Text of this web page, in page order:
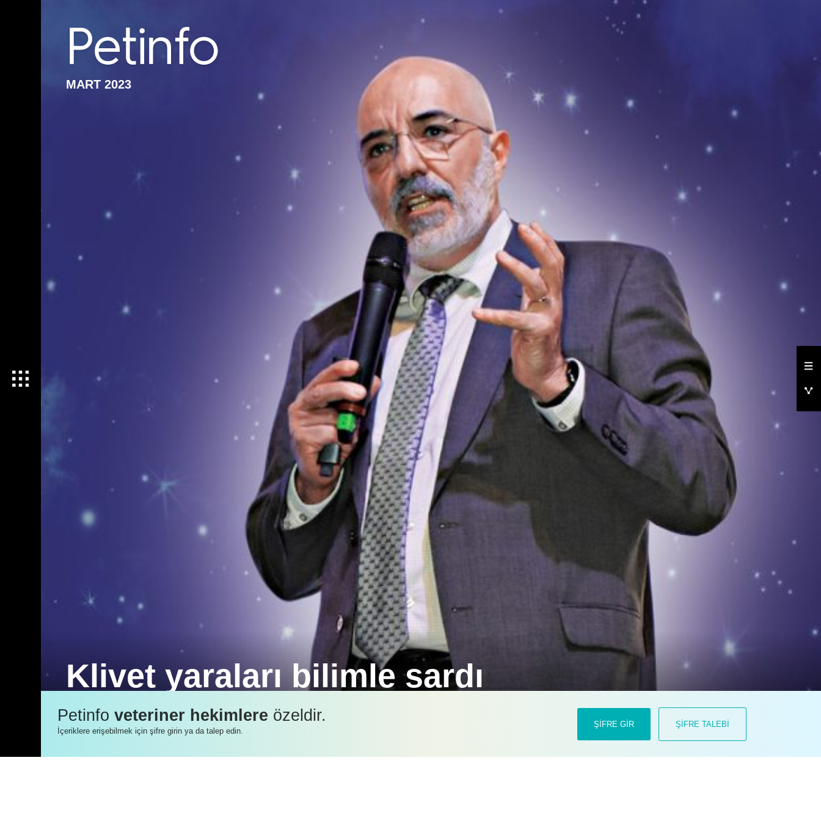
MART 2023
Klivet yaraları bilimle sardı
Klivet “Kedi ve Köpeklerde Klinik Tanı” programıyla 11.’sini gerçekleştirdiği Bahar Sempozyumunda oynadığı kilit rolle sektörün
birleştirici ruhunun ön plana çıkmasında önemli rol oynadı.
Petinfoveteriner hekimlere özeldir.
İçeriklere erişebilmek için şifre girin ya da talep edin.
ŞİFRE GİR ŞİFRE TALEBİ